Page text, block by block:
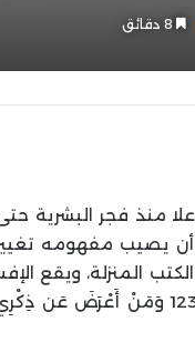
منذ فجر البشرية
مفهومه تغيير
المنزلة، ويقع
اتَّبَعَ هُدَايَ فَلا يَضِلُّ ولا يَشْقَى